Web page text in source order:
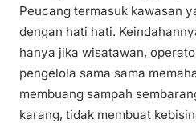
Peucang termasuk kawasan
dengan hati hati.
hanya jika wisatawan,
pengelola sama sama
membuang sampah
karang, tidak membuat